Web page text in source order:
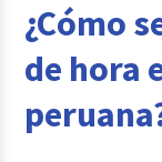
¿Cómo
de hora